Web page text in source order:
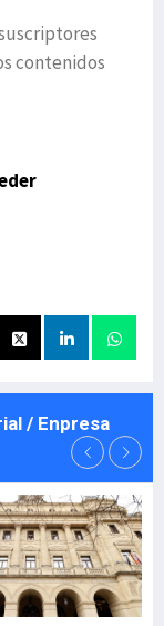
contenidos
/ Enpresa